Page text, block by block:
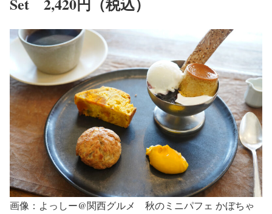
画像：よっしー@関西グルメ 秋のミニパフェ かぼちゃ